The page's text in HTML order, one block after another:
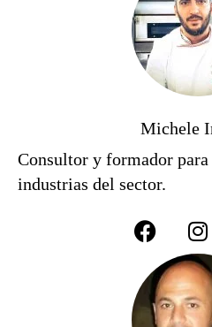
Michele
Consultor y formador
industrias del sector.